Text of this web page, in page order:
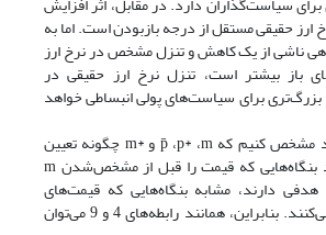
حقیقی مستقل از درجه باز‌بودن است. اما به
ناشی از یک کاهش و تنزل مشخص در نرخ ارز
باز بیشتر است، تنزل نرخ ارز حقیقی در
بزرگ‌تری برای سیاست‌های پولی انبساطی خواهد
برای تکمیل مدل باید مشخص کنیم که p̄ ،p* ،m و *m چگونه تعیین
می‌شوند. فرض کنید بنگاه‌هایی که قیمت را قبل از مشخص‌شدن m
هدفی دارند، مشابه بنگاه‌هایی که قیمت‌های
تحقق‌یافته را تعیین می‌کنند. بنابراین، همانند رابطه‌های 4 و 9 می‌توان